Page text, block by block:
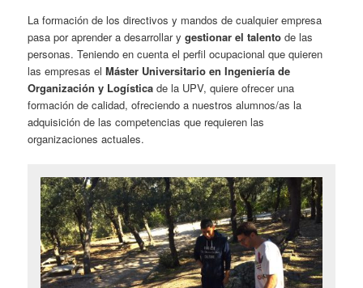
La formación de los directivos y mandos de cualquier empresa
pasa por aprender a desarrollar ygestionar el talento de las
personas. Teniendo en cuenta el perfil ocupacional que quieren
las empresas elMáster Universitario en Ingeniería de
Organización y Logística de la UPV, quiere ofrecer una
formación de calidad, ofreciendo a nuestros alumnos/as la
adquisición de las competencias que requieren las
organizaciones actuales.